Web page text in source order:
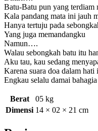
Batu-Batu pun yang terdiam
Kala pandang mata ini jauh
Hanya tertuju pada
Yang juga memandangku
Namun….
Walau sebongkah batu itu
Aku tau, kau sedang
Karena suara doa dalam hati
Engkau selalu damai bahagia
Berat
05 kg
Dimensi 14 × 02 × 21 cm